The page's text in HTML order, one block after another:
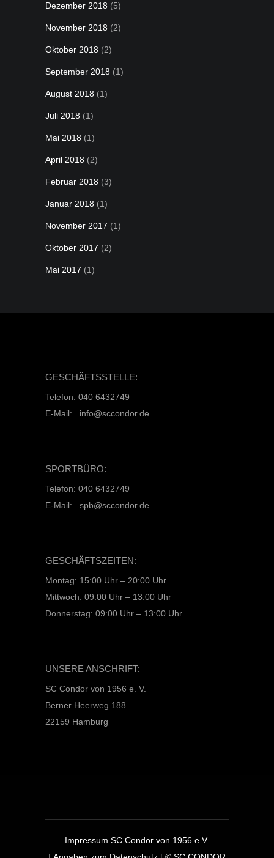
Dezember 2018 (5)
November 2018 (2)
Oktober 2018 (2)
September 2018 (1)
August 2018 (1)
Juli 2018 (1)
Mai 2018 (1)
April 2018 (2)
Februar 2018 (3)
Januar 2018 (1)
November 2017 (1)
Oktober 2017 (2)
Mai 2017 (1)
GESCHÄFTSSTELLE:
Telefon: 040 6432749
E-Mail: info@sccondor.de
SPORTBÜRO:
Telefon: 040 6432749
E-Mail: spb@sccondor.de
GESCHÄFTSZEITEN:
Montag: 15:00 Uhr – 20:00 Uhr
Mittwoch: 09:00 Uhr – 13:00 Uhr
Donnerstag: 09:00 Uhr – 13:00 Uhr
UNSERE ANSCHRIFT:
SC Condor von 1956 e. V.
Berner Heerweg 188
22159 Hamburg
Impressum SC Condor von 1956 e.V.